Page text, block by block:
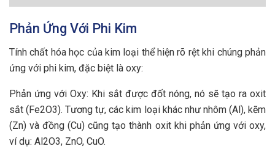
Phản Ứng Với Phi Kim
Tính chất hóa học của kim loại thể hiện rõ rệt khi chúng phản
ứng với phi kim, đặc biệt là oxy:
Phản ứng với Oxy: Khi sắt được đốt nóng, nó sẽ tạo ra oxit
sắt (Fe2O3). Tương tự, các kim loại khác như nhôm (Al), kẽm
(Zn) và đồng (Cu) cũng tạo thành oxit khi phản ứng với oxy,
ví dụ: Al2O3, ZnO, CuO.